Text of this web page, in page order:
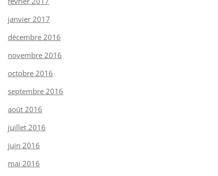
janvier 2017
décembre 2016
novembre 2016
octobre 2016
septembre 2016
août 2016
juillet 2016
juin 2016
mai 2016